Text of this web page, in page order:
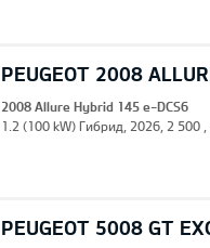
PEUGEOT 2008
2008 Allure Hybrid 145 e-DCS6
1.2 (100 kW) Гибрид, 2026, 2 500
PEUGEOT 5008 GT